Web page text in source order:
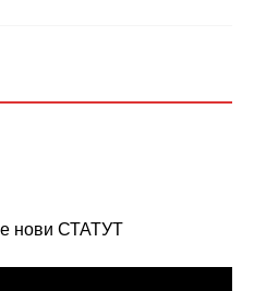
нови СТАТУТ